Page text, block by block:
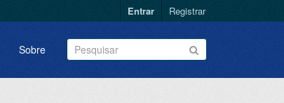
Entrar Registrar
Sobre